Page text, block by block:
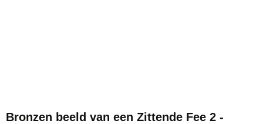
Bronzen beeld van een Zittende Fee 2 -